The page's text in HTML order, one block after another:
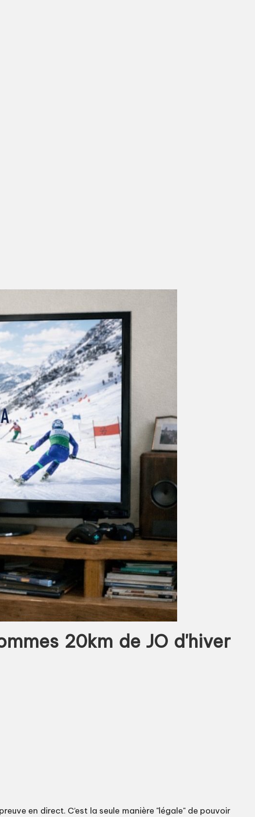
20km de JO d'hiver
en direct. C’est la seule manière "légale" de pouvoir